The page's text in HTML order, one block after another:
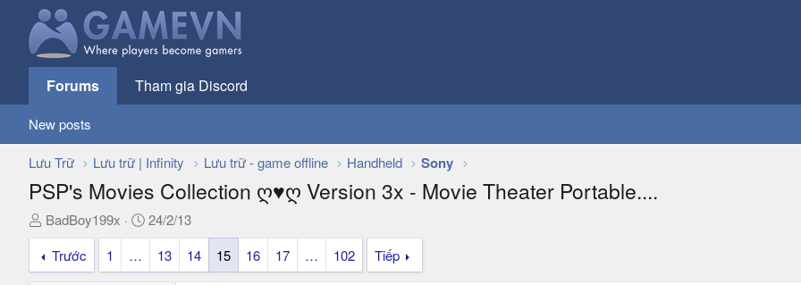
Forums Tham gia Discord
New posts
Lưu Trữ Lưu trữ | Infinity Lưu trữ - game offline Handheld Sony
PSP's Movies Collection ღ♥ღ Version 3x - Movie Theater Portable....
T
h
e
BadBoy199x
N
g
y
24/2/13
Trước
1 … 13 14 15 16 17 … 102 Tiếp